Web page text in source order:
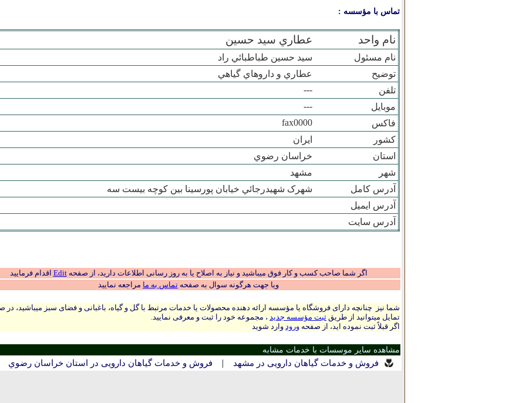
تماس با مؤسسه :
نام واحد عطاري سيد حسين
نام مسئول
سيد حسين طباطبائي راد
توضیح
عطاري و داروهاي گياهي
تلفن
---
موبایل
---
فاکس
fax0000
کشور
ایران
استان
خراسان رضوي
شهر
مشهد
آدرس کامل
شهرک شهيدرجائي خيابان پورسينا بين کوچه بيست سه
آدرس ایمیل
آدرس سایت
اگر شما صاحب کسب و کار فوق میباشید و نیاز به اصلاح یا به روز رسانی اطلاعات دارید، از صفحهEdit اقدام فرمایید
ویا جهت هرگونه سوال به صفحه تماس به ما مراجعه نمایید
شما نیز چنانچه دارای فروشگاه یا مؤسسه ارائه دهنده محصولات یا خدمات مرتبط با گل و گیاه، باغبانی و فضای سبز میباشید،
تمایل میتوانید از طریق ثبت مؤسسه جدید ، مجموعه خود را ثبت و معرفی نمایید.
اگر قبلاً ثبت نموده اید، از صفحه ورود وارد شوید
مشاهده سایر موسسات با خدمات مشابه
فروش و خدمات گیاهان دارویی در مشهد | فروش و خدمات گیاهان دارویی در استان خراسان رضوي